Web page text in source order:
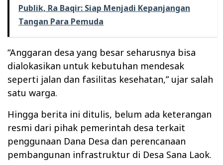
Publik, Ra Baqir: Siap Menjadi Kepanjangan
Tangan Para Pemuda
“Anggaran desa yang besar seharusnya bisa
dialokasikan untuk kebutuhan mendesak
seperti jalan dan fasilitas kesehatan,” ujar salah
satu warga.
Hingga berita ini ditulis, belum ada keterangan
resmi dari pihak pemerintah desa terkait
penggunaan Dana Desa dan perencanaan
pembangunan infrastruktur di Desa Sana Laok.